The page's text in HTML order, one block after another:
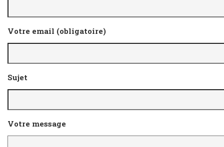
Votre email (obligatoire)
Sujet
Votre message